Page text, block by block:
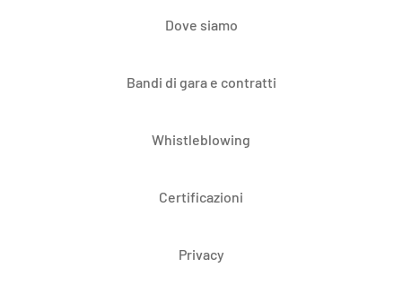
Dove siamo
Bandi di gara e contratti
Whistleblowing
Certificazioni
Privacy